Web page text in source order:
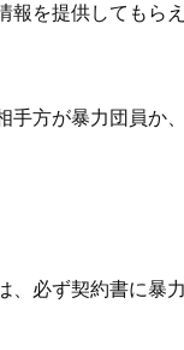
報を提供してもら
手方が暴力団員か
、必ず契約書に暴